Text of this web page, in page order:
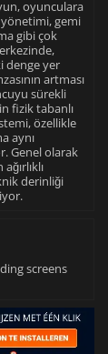
oyunculara
gemi
gibi çok
denge yer
artması
sürekli
fizik tabanlı
özellikle
aynı
Genel olarak
derinliği
screens